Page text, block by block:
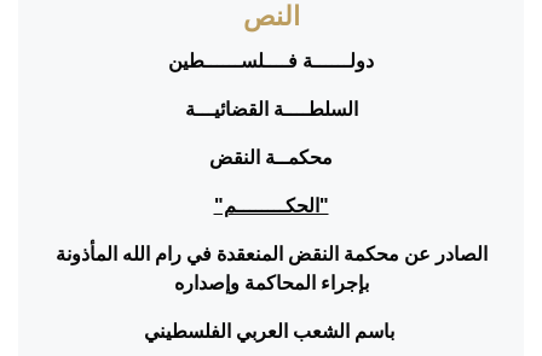
النص
دولــــــة فــــلســــــطين
السلطــــة القضائيـــة
محكمــة النقض
"الحكــــــــم"
الصادر عن محكمة النقض المنعقدة في رام الله المأذونة
بإجراء المحاكمة وإصداره
باسم الشعب العربي الفلسطيني